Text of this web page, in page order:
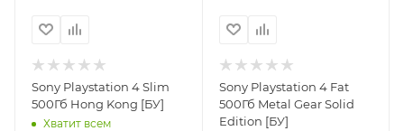
Sony Playstation 4 Slim
500Гб Hong Kong [БУ]
Хватит всем
Sony Playstation 4 Fat
500Гб Metal Gear Solid
Edition [БУ]